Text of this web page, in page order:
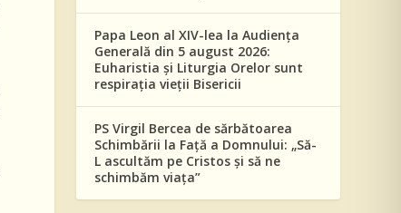
Papa Leon al XIV-lea la Audiența
Generală din 5 august 2026:
Euharistia și Liturgia Orelor sunt
respirația vieții Bisericii
PS Virgil Bercea de sărbătoarea
Schimbării la Față a Domnului: „Să-
L ascultăm pe Cristos și să ne
schimbăm viața”